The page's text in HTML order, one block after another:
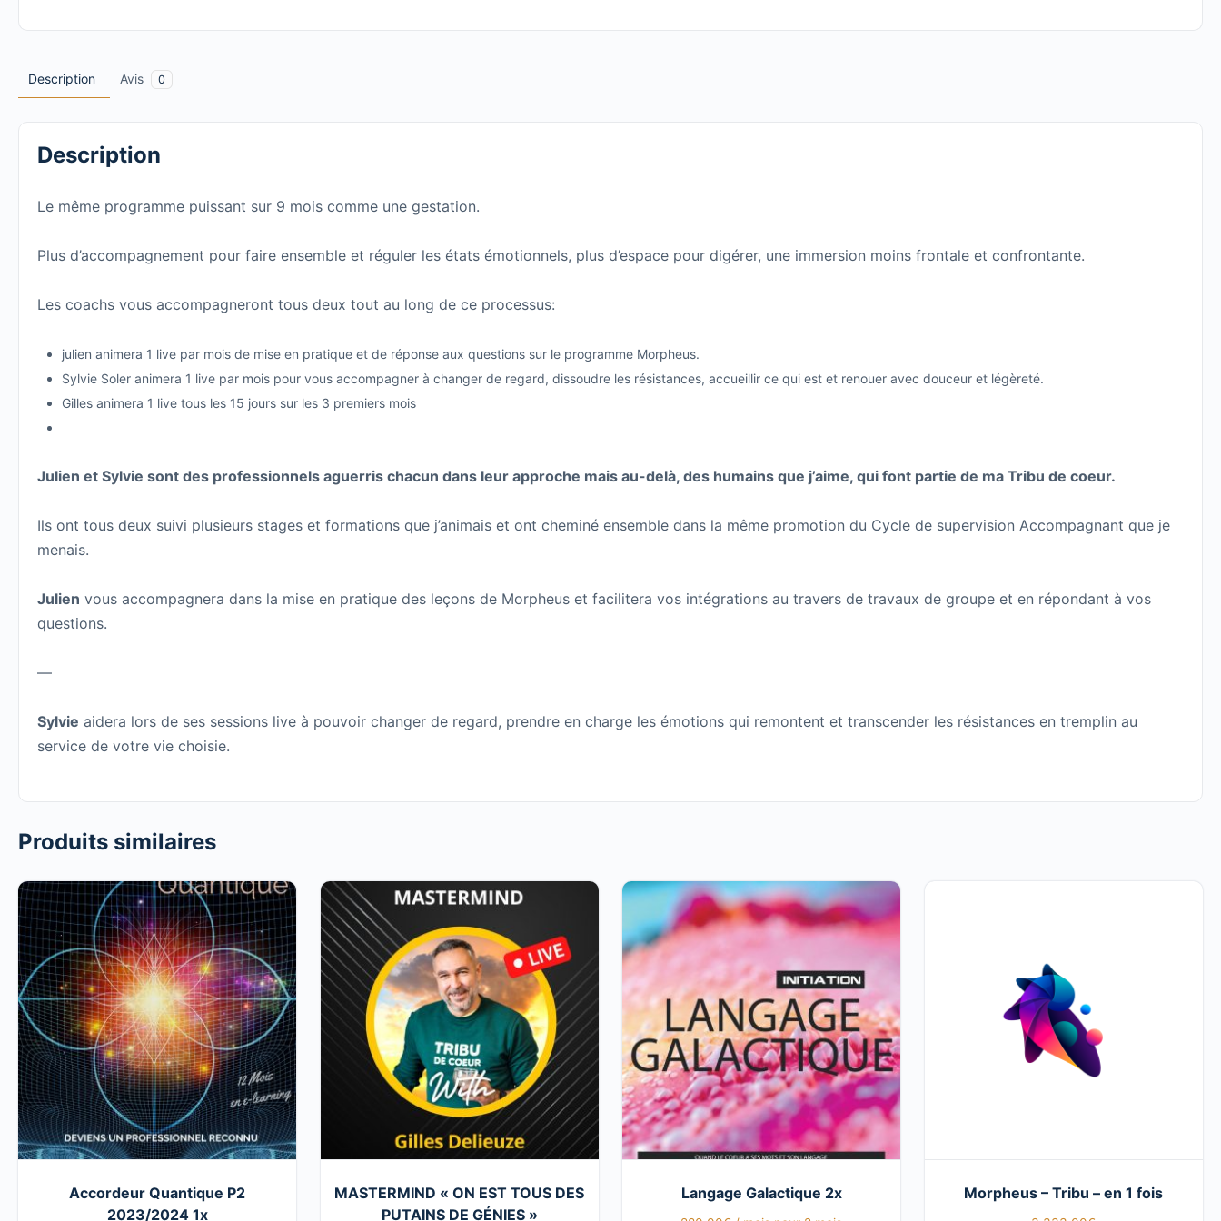
Description Avis 0
Description
Le même programme puissant sur 9 mois comme une gestation.
Plus d’accompagnement pour faire ensemble et réguler les états émotionnels, plus d’espace pour digérer, une immersion moins frontale et confrontante.
Les coachs vous accompagneront tous deux tout au long de ce processus:
julien animera 1 live par mois de mise en pratique et de réponse aux questions sur le programme Morpheus.
Sylvie Soler animera 1 live par mois pour vous accompagner à changer de regard, dissoudre les résistances, accueillir ce qui est et renouer avec douceur et légèreté.
Gilles animera 1 live tous les 15 jours sur les 3 premiers mois
Julien et Sylvie sont des professionnels aguerris chacun dans leur approche mais au-delà, des humains que j’aime, qui font partie de ma Tribu de coeur.
Ils ont tous deux suivi plusieurs stages et formations que j’animais et ont cheminé ensemble dans la même promotion du Cycle de supervision Accompagnant que je
menais.
Julien vous accompagnera dans la mise en pratique des leçons de Morpheus et facilitera vos intégrations au travers de travaux de groupe et en répondant à vos
questions.
—
Sylvie aidera lors de ses sessions live à pouvoir changer de regard, prendre en charge les émotions qui remontent et transcender les résistances en tremplin au
service de votre vie choisie.
Produits similaires
Accordeur Quantique P2
2023/2024 1x
MASTERMIND « ON EST TOUS DES
PUTAINS DE GÉNIES »
Langage Galactique 2x Morpheus – Tribu – en 1 fois